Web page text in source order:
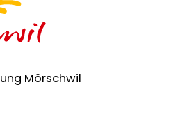
Mörschwil